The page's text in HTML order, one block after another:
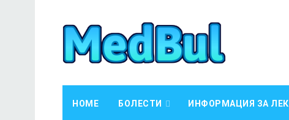
HOME БОЛЕСТИ ИНФОРМАЦИЯ ЗА